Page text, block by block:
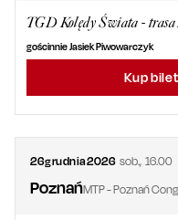
TGD Kolędy Świata -
gościnnie Jasiek Piwowarczyk
Kup bilet
26grudnia2026 sob.,16.00
PoznańMTP - Poznań